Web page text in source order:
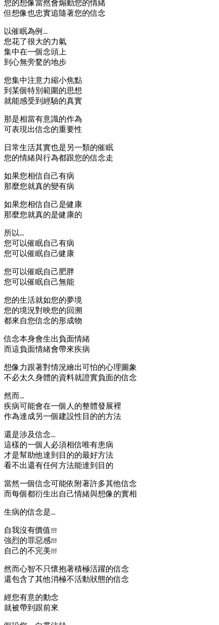
您的想像當然會煽動您的情緒
但想像也忠實追隨著您的信念
以催眠為例…
您花了很大的力氣
集中在一個念頭上
到心無旁騖的地步
您集中注意力縮小焦點
到某個特別範圍的思想
就能感受到經驗的真實
那是相當有意識的作為
可表現出信念的重要性
日常生活其實也是另一類的催眠
您的情緒與行為都跟您的信念走
如果您相信自己有病
那麼您就真的變有病
如果您相信自己是健康
那麼您就真的是健康的
所以…
您可以催眠自己有病
您可以催眠自己健康
您可以催眠自己肥胖
您可以催眠自己無能
您的生活就如您的夢境
您的境況對映您的回溯
都來自您信念的形成物
信念本身會生出負面情緒
而這負面情緒會帶來疾病
想像力跟著對情況繪出可怕的心理圖象
不必太久身體的資料就證實負面的信念
然而…
疾病可能會在一個人的整體發展裡
作為達成另一個建設性目的的方法
還是涉及信念…
這樣的一個人必須相信唯有患病
才是幫助他達到目的的最好方法
看不出還有任何方法能達到目的
當然一個信念可能依附著許多其他信念
而每個都衍生出自己情緒與想像的實相
生病的信念是…
自我沒有價值!!!
強烈的罪惡感!!!
自己的不完美!!!
然而心智不只懷抱著積極活躍的信念
還包含了其他消極不活動狀態的信念
經您有意的動念
就被帶到跟前來